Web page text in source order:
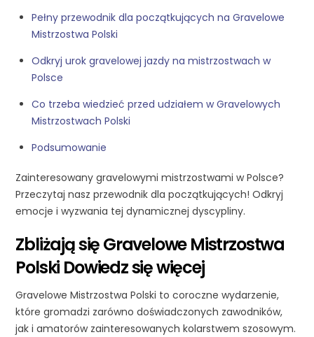
Pełny przewodnik dla początkujących na Gravelowe
Mistrzostwa Polski
Odkryj urok gravelowej jazdy na mistrzostwach w
Polsce
Co trzeba wiedzieć przed udziałem w Gravelowych
Mistrzostwach Polski
Podsumowanie
Zainteresowany gravelowymi mistrzostwami w Polsce?
Przeczytaj nasz przewodnik dla początkujących! Odkryj
emocje i wyzwania tej dynamicznej dyscypliny.
Zbliżają się Gravelowe Mistrzostwa
Polski Dowiedz się więcej
Gravelowe Mistrzostwa Polski to coroczne wydarzenie,
które gromadzi zarówno doświadczonych zawodników,
jak i amatorów zainteresowanych kolarstwem szosowym.